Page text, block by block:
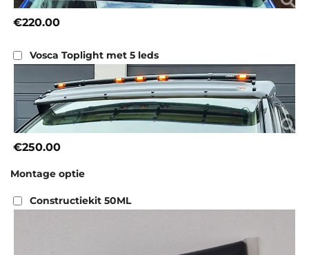
€220.00
Vosca Toplight met 5 leds
€250.00
Montage optie
Constructiekit 50ML